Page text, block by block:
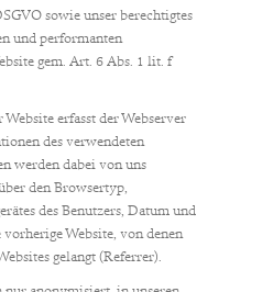
sowie unser berechtigtes
und performanten
gem. Art. 6 Abs. 1 lit. f
erfasst der Webserver
des verwendeten
werden dabei von uns
den Browsertyp,
des Benutzers, Datum und
Website, von denen
gelangt (Referrer).